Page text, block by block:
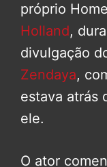
próprio
Holland,
divulgação
Zendaya,
estava atrás
ele.
O ator